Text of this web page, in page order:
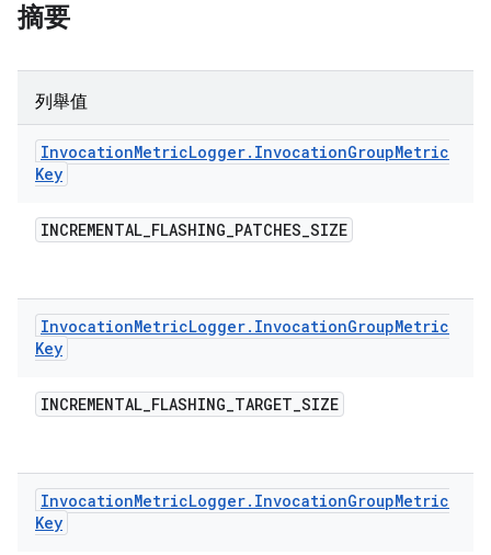
摘要
列舉值
InvocationMetricLogger. InvocationGroupMetric
Key
INCREMENTAL_FLASHING_PATCHES_SIZE
InvocationMetricLogger. InvocationGroupMetric
Key
INCREMENTAL_FLASHING_TARGET_SIZE
InvocationMetricLogger. InvocationGroupMetric
Key